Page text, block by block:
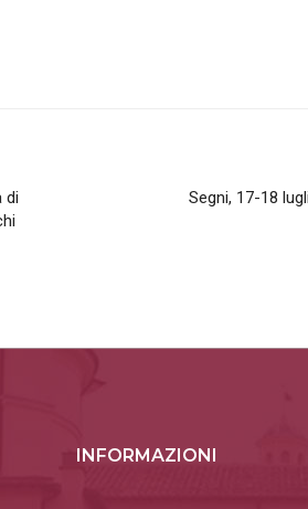
di
Segni, 17-18
INFORMAZIONI